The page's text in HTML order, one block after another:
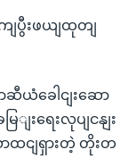
ပွီးဖယျထုတျ
ဆီယံခေါငျးဆော
ျးရေးလုပျငနျး
ထငျရှားတဲ့ တိုးတ